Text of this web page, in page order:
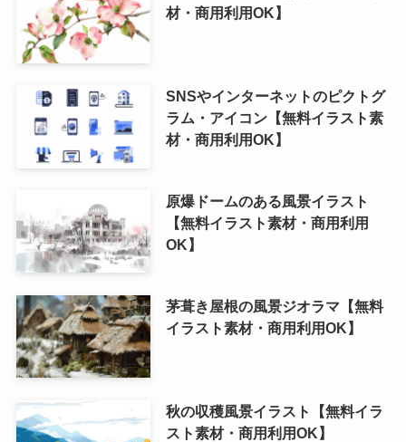
材・商用利用OK】
SNSやインターネットのピクトグ
ラム・アイコン【無料イラスト素
材・商用利用OK】
原爆ドームのある風景イラスト
【無料イラスト素材・商用利用
OK】
茅葺き屋根の風景ジオラマ【無料
イラスト素材・商用利用OK】
秋の収穫風景イラスト【無料イラ
スト素材・商用利用OK】